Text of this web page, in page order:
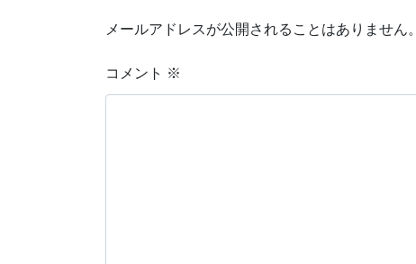
メールアドレスが公開されることはありません。
コメント ※